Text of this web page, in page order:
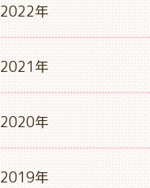
2022年
2021年
2020年
2019年